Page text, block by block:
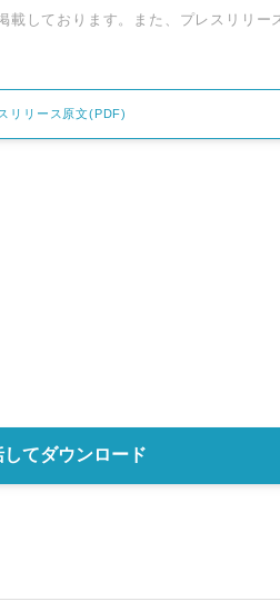
しております。また、プレスリリー
リリース原文(PDF)
てダウンロード